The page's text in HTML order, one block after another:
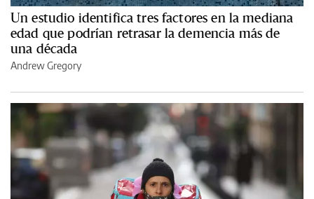
Un estudio identifica tres factores en la mediana
edad que podrían retrasar la demencia más de
una década
Andrew Gregory